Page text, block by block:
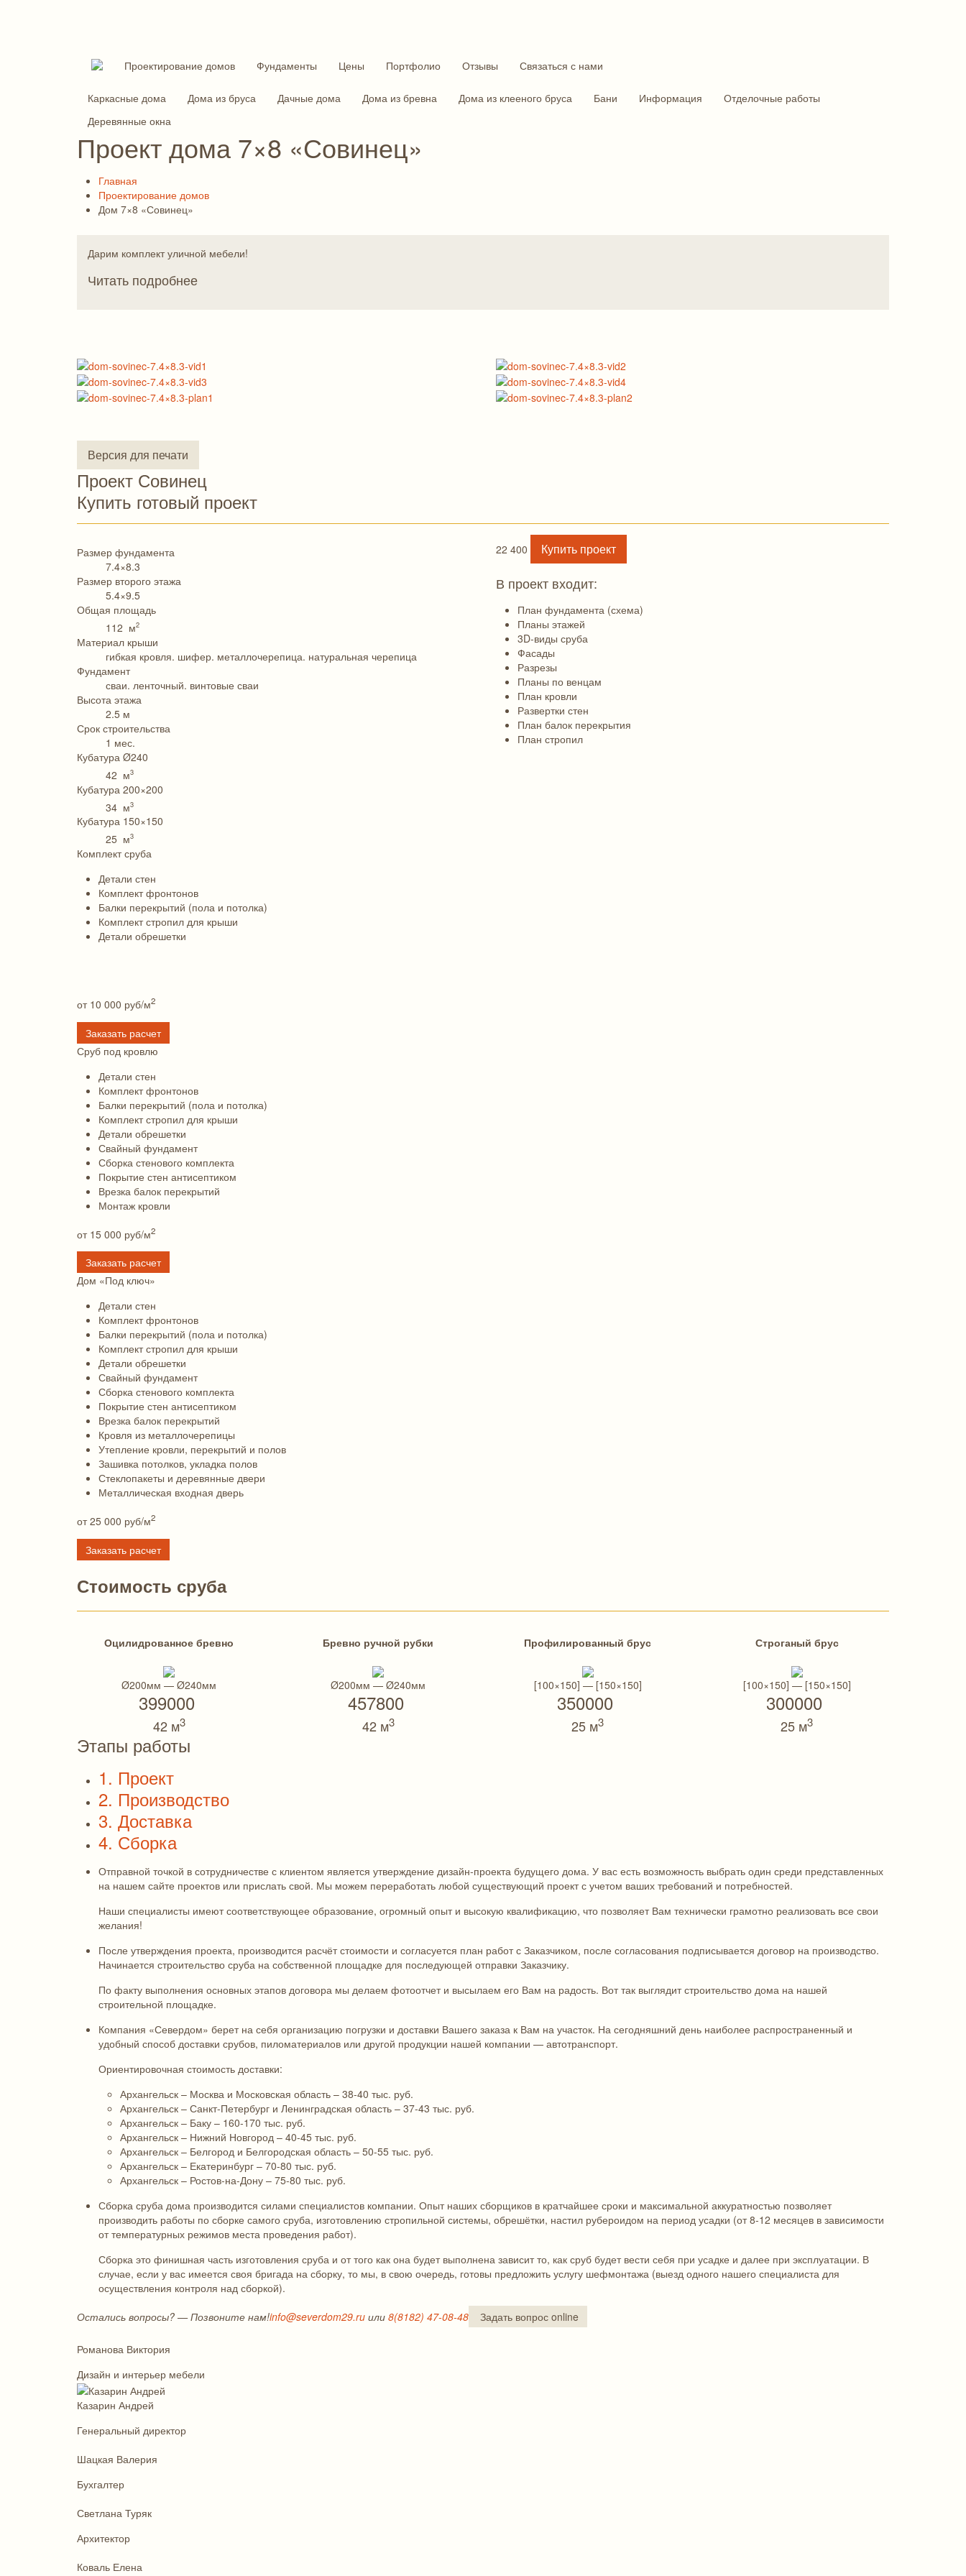
Проектирование домов Фундаменты Цены Портфолио Отзывы Связаться с нами
Каркасные дома Дома из бруса Дачные дома Дома из бревна Дома из клееного бруса Бани Информация
Отделочные работы
Деревянные окна
Проект дома 7×8 «Совинец»
Главная
Проектирование домов
Дом 7×8 «Совинец»
Дарим комплект уличной мебели!
Читать подробнее
Версия для печати
Проект Совинец
Купить готовый проект
Размер фундамента
7.4×8.3
Размер второго этажа
5.4×9.5
Общая площадь
112 м2
Материал крыши
гибкая кровля. шифер. металлочерепица. натуральная черепица
Фундамент
сваи. ленточный. винтовые сваи
Высота этажа
2.5 м
Срок строительства
1 мес.
Кубатура Ø240
42 м3
Кубатура 200×200
34 м3
Кубатура 150×150
25 м3
22 400 Купить проект
В проект входит:
План фундамента (схема)
Планы этажей
3D-виды сруба
Фасады
Разрезы
Планы по венцам
План кровли
Развертки стен
План балок перекрытия
План стропил
Комплект сруба
Детали стен
Комплект фронтонов
Балки перекрытий (пола и потолка)
Комплект стропил для крыши
Детали обрешетки
от 10 000 руб/м2
Заказать расчет
Сруб под кровлю
Детали стен
Комплект фронтонов
Балки перекрытий (пола и потолка)
Комплект стропил для крыши
Детали обрешетки
Свайный фундамент
Сборка стенового комплекта
Покрытие стен антисептиком
Врезка балок перекрытий
Монтаж кровли
от 15 000 руб/м2
Заказать расчет
Дом «Под ключ»
Детали стен
Комплект фронтонов
Балки перекрытий (пола и потолка)
Комплект стропил для крыши
Детали обрешетки
Свайный фундамент
Сборка стенового комплекта
Покрытие стен антисептиком
Врезка балок перекрытий
Кровля из металлочерепицы
Утепление кровли, перекрытий и полов
Зашивка потолков, укладка полов
Стеклопакеты и деревянные двери
Металлическая входная дверь
от 25 000 руб/м2
Заказать расчет
Стоимость сруба
Оцилидрованное бревно
Ø200мм — Ø240мм
399000
42 м3
Бревно ручной рубки
Ø200мм — Ø240мм
457800
42 м3
Профилированный брус
[100×150] — [150×150]
350000
25 м3
Строганый брус
[100×150] — [150×150]
300000
25 м3
Этапы работы
1. Проект
2. Производство
3. Доставка
4. Сборка
Отправной точкой в сотрудничестве с клиентом является утверждение дизайн-проекта будущего дома. У вас есть возможность выбрать один среди представленных
на нашем сайте проектов или прислать свой. Мы можем переработать любой существующий проект с учетом ваших требований и потребностей.
Наши специалисты имеют соответствующее образование, огромный опыт и высокую квалификацию, что позволяет Вам технически грамотно реализовать все свои
желания!
После утверждения проекта, производится расчёт стоимости и согласуется план работ с Заказчиком, после согласования подписывается договор на производство.
Начинается строительство сруба на собственной площадке для последующей отправки Заказчику.
По факту выполнения основных этапов договора мы делаем фотоотчет и высылаем его Вам на радость. Вот так выглядит строительство дома на нашей
строительной площадке.
Компания «Севердом» берет на себя организацию погрузки и доставки Вашего заказа к Вам на участок. На сегодняшний день наиболее распространенный и
удобный способ доставки срубов, пиломатериалов или другой продукции нашей компании — автотранспорт.
Ориентировочная стоимость доставки:
Архангельск – Москва и Московская область – 38-40 тыс. руб.
Архангельск – Санкт-Петербург и Ленинградская область – 37-43 тыс. руб.
Архангельск – Баку – 160-170 тыс. руб.
Архангельск – Нижний Новгород – 40-45 тыс. руб.
Архангельск – Белгород и Белгородская область – 50-55 тыс. руб.
Архангельск – Екатеринбург – 70-80 тыс. руб.
Архангельск – Ростов-на-Дону – 75-80 тыс. руб.
Сборка сруба дома производится силами специалистов компании. Опыт наших сборщиков в кратчайшее сроки и максимальной аккуратностью позволяет
производить работы по сборке самого сруба, изготовлению стропильной системы, обрешётки, настил рубероидом на период усадки (от 8-12 месяцев в зависимости
от температурных режимов места проведения работ).
Сборка это финишная часть изготовления сруба и от того как она будет выполнена зависит то, как сруб будет вести себя при усадке и далее при эксплуатации. В
случае, если у вас имеется своя бригада на сборку, то мы, в свою очередь, готовы предложить услугу шефмонтажа (выезд одного нашего специалиста для
осуществления контроля над сборкой).
Остались вопросы? — Позвоните нам!info@severdom29.ru или 8(8182) 47-08-48 Задать вопрос online
Романова Виктория
Дизайн и интерьер мебели
Казарин Андрей
Генеральный директор
Шацкая Валерия
Бухгалтер
Светлана Туряк
Архитектор
Коваль Елена